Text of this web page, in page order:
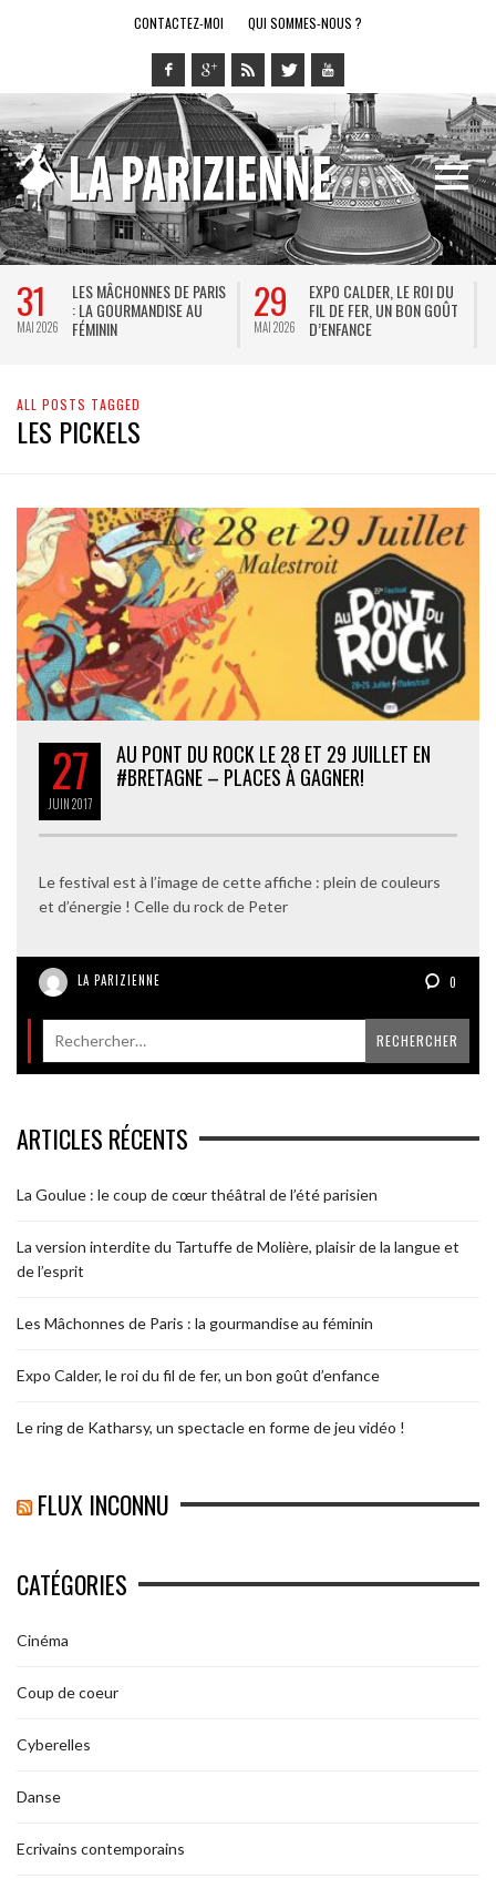
CONTACTEZ-MOI QUI SOMMES-NOUS ?
31
MAI 2026
LES MÂCHONNES DE PARIS
: LA GOURMANDISE AU
FÉMININ
29
MAI 2026
EXPO CALDER, LE ROI DU
FIL DE FER, UN BON GOÛT
D’ENFANCE
ALL POSTS TAGGED
LES PICKELS
27
JUIN2017
AU PONT DU ROCK LE 28 ET 29 JUILLET EN
#BRETAGNE – PLACES À GAGNER!
Le festival est à l’image de cette affiche : plein de couleurs
et d’énergie ! Celle du rock de Peter
LA PARIZIENNE 0
ARTICLES RÉCENTS
La Goulue : le coup de cœur théâtral de l’été parisien
La version interdite du Tartuffe de Molière, plaisir de la langue et
de l’esprit
Les Mâchonnes de Paris : la gourmandise au féminin
Expo Calder, le roi du fil de fer, un bon goût d’enfance
Le ring de Katharsy, un spectacle en forme de jeu vidéo !
FLUX INCONNU
CATÉGORIES
Cinéma
Coup de coeur
Cyberelles
Danse
Ecrivains contemporains